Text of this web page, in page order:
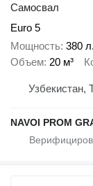
Самосвал
Euro 5
Мощность 380
Объем 20 м³
Узбекистан,
NAVOI PROM